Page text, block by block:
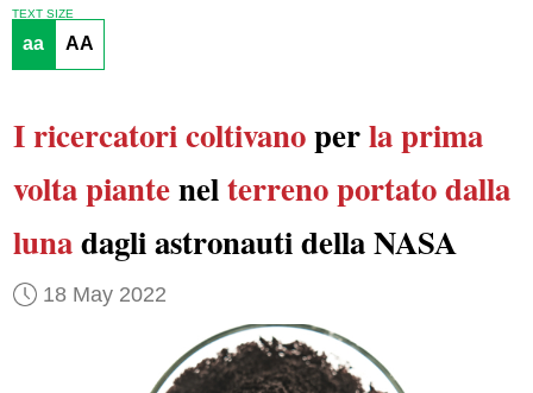
TEXT SIZE
aa AA
I ricercatoricoltivanoperla prima
voltapiantenelterrenoportato dalla
lunadagli astronauti della NASA
18 May 2022